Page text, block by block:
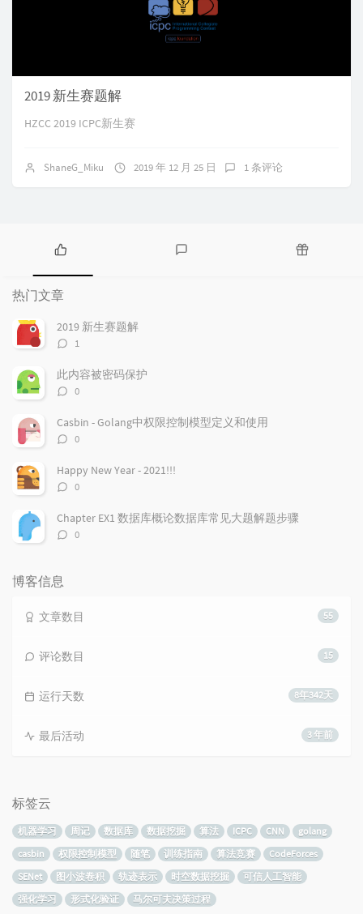
2019 新生赛题解
HZCC 2019 ICPC新生赛
ShaneG_Miku 2019 年 12 月 25 日 1 条评论
热
门
文
章
热门文章
2019 新生赛题解
评
数：
1
此内容被密码保护
评
数：
0
Casbin - Golang中权限控制模型定义和使用
评
数：
0
Happy New Year - 2021!!!
评
数：
0
Chapter EX1 数据库概论数据库常见大题解题步骤
评
0
博客信息
55
文章数目
15
评论数目
8年342天
运行天数
3 年前
最后活动
标签云
机器学习 周记 数据库 数据挖掘 算法 ICPC CNN
golang
casbin
权限控制模型 随笔 训练指南 算法竞赛
CodeForces
SENet
图小波卷积 轨迹表示 时空数据挖掘
可信人工智能
强化学习
形式化验证 马尔可夫决策过程